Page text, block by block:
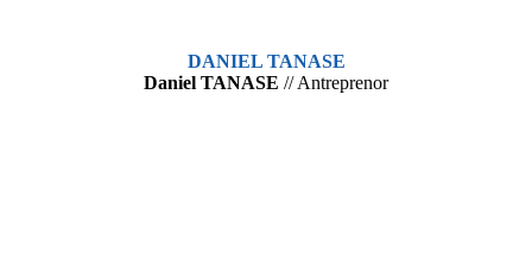
DANIEL TANASE
Daniel TANASE // Antreprenor